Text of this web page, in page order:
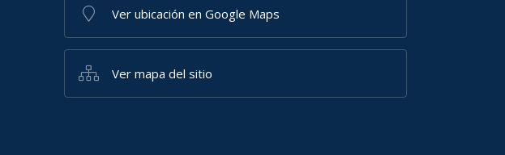
Ver ubicación en Google Maps
Ver mapa del sitio